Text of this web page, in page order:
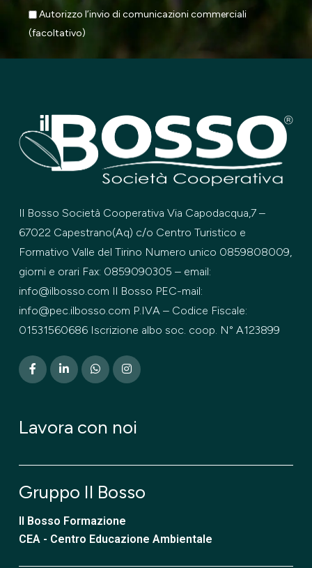
Autorizzo l’invio di comunicazioni commerciali
(facoltativo)
Il Bosso Società Cooperativa Via Capodacqua,7 –
67022 Capestrano(Aq) c/o Centro Turistico e
Formativo Valle del Tirino Numero unico 0859808009,
giorni e orari Fax: 0859090305 – email:
info@ilbosso.com Il Bosso PEC-mail:
info@pec.ilbosso.com P.IVA – Codice Fiscale:
01531560686 Iscrizione albo soc. coop. N° A123899
Lavora con noi
Gruppo Il Bosso
Il Bosso Formazione
CEA - Centro Educazione Ambientale